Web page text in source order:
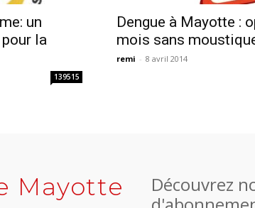
un
la
139515
Dengue à Mayotte :
mois sans
remi - 8 avril 2014
Mayotte
Découvrez